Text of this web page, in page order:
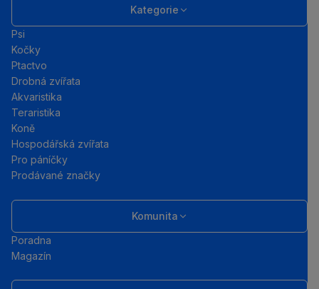
Kategorie
Psi
Kočky
Ptactvo
Drobná zvířata
Akvaristika
Teraristika
Koně
Hospodářská zvířata
Pro páníčky
Prodávané značky
Komunita
Poradna
Magazín